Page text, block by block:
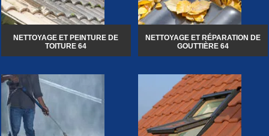
NETTOYAGE ET PEINTURE DE
TOITURE 64
NETTOYAGE ET RÉPARATION DE
GOUTTIÈRE 64